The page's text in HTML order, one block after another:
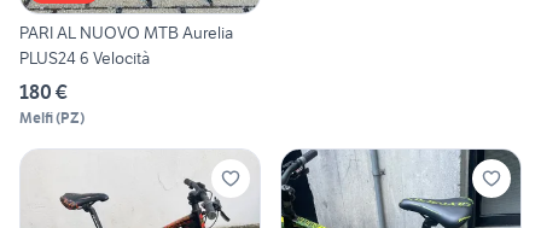
PARI AL NUOVO MTB Aurelia
PLUS24 6 Velocità
180 €
Melfi(PZ)